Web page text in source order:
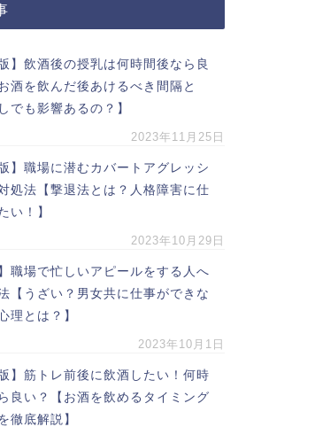
】飲酒後の授乳は何時間後なら良
酒を飲んだ後あけるべき間隔と
でも影響あるの？】
2023年11月25日
】職場に潜むカバートアグレッシ
処法【撃退法とは？人格障害に仕
い！】
2023年10月29日
職場で忙しいアピールをする人へ
【うざい？男女共に仕事ができな
理とは？】
2023年10月1日
】筋トレ前後に飲酒したい！何時
良い？【お酒を飲めるタイミング
徹底解説】